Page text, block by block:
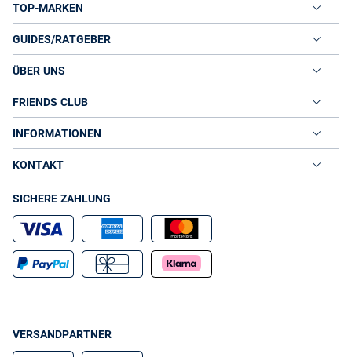
TOP-MARKEN
GUIDES/RATGEBER
ÜBER UNS
FRIENDS CLUB
INFORMATIONEN
KONTAKT
SICHERE ZAHLUNG
VERSANDPARTNER